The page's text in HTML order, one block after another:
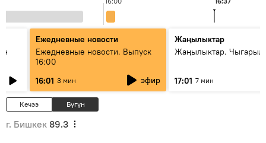
Ежедневные новости
Ежедневные новости. Выпуск
16:00
16:01 3 мин эфир
Жаңылыктар
Жаңылыктар.
17:01 7 мин
Кечээ Бүгүн
г. Бишкек 89.3